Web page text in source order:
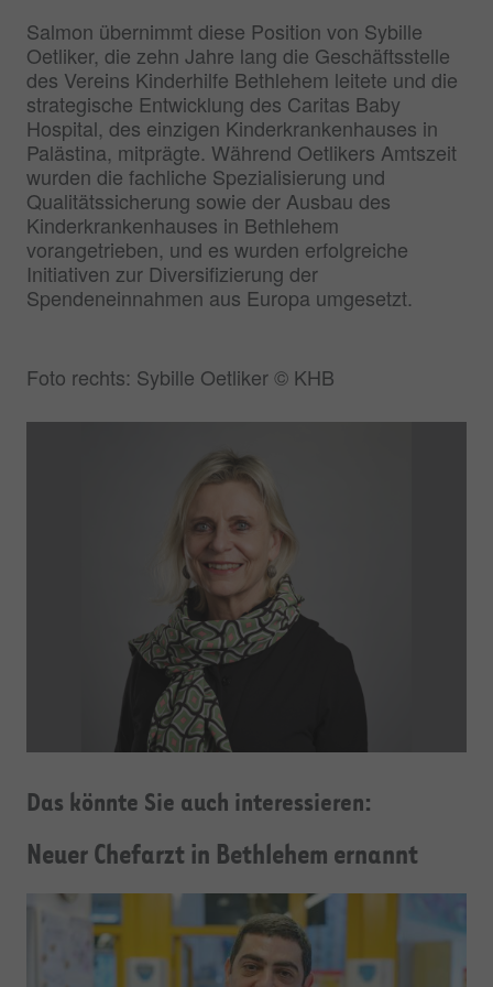
Salmon übernimmt diese Position von Sybille
Oetliker, die zehn Jahre lang die Geschäftsstelle
des Vereins Kinderhilfe Bethlehem leitete und die
strategische Entwicklung des Caritas Baby
Hospital, des einzigen Kinderkrankenhauses in
Palästina, mitprägte. Während Oetlikers Amtszeit
wurden die fachliche Spezialisierung und
Qualitätssicherung sowie der Ausbau des
Kinderkrankenhauses in Bethlehem
vorangetrieben, und es wurden erfolgreiche
Initiativen zur Diversifizierung der
Spendeneinnahmen aus Europa umgesetzt.
Foto rechts: Sybille Oetliker © KHB
Das könnte Sie auch interessieren:
Neuer Chefarzt in Bethlehem ernannt